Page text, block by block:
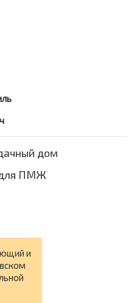
дом
для ПМЖ
и